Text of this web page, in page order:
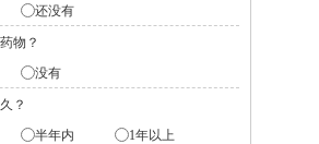
还没有
物？
没有
？
半年内 1年以上